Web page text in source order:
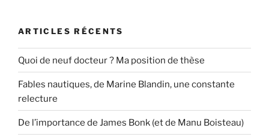
ARTICLES RÉCENTS
Quoi de neuf docteur ? Ma position de thèse
Fables nautiques, de Marine Blandin, une constante
relecture
De l’importance de James Bonk (et de Manu Boisteau)